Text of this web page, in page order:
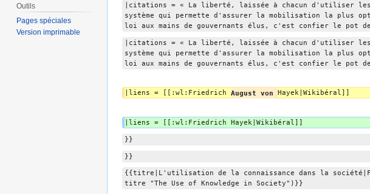
|citations = « La liberté, laissée à chacun d'utiliser les
système qui permette d'assurer la mobilisation la plus
loi aux mains de gouvernants élus, c'est confier le pot
|citations = « La liberté, laissée à chacun d'utiliser les
système qui permette d'assurer la mobilisation la plus
loi aux mains de gouvernants élus, c'est confier le pot
|liens = [[:wl:Friedrich August von Hayek|Wikibéral]]
|liens = [[:wl:Friedrich Hayek|Wikibéral]]
}}
}}
{{titre|L'utilisation de la connaissance dans la
titre "The Use of Knowledge in Society")}}
Outils
Pages spéciales
Version imprimable